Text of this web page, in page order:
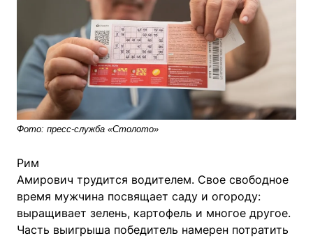
Фото: пресс-служба «Столото»
Рим
Амирович трудится водителем. Свое свободное
время мужчина посвящает саду и огороду:
выращивает зелень, картофель и многое другое.
Часть выигрыша победитель намерен потратить